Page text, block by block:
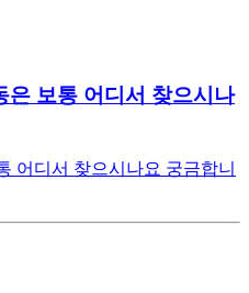
은 보통 어디서 찾으시나
어디서 찾으시나요 궁금합니